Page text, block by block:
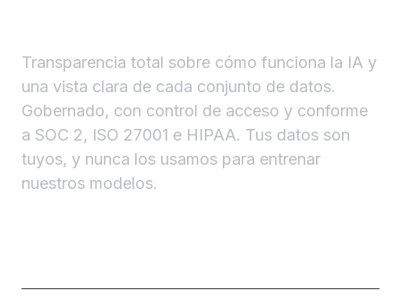
Transparencia total sobre cómo funciona la IA y
una vista clara de cada conjunto de datos.
Gobernado, con control de acceso y conforme
a SOC 2, ISO 27001 e HIPAA. Tus datos son
tuyos, y nunca los usamos para entrenar
nuestros modelos.